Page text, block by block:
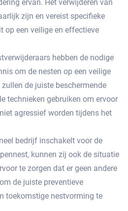
ervan.​ Het verwijderen van
zijn en vereist specifieke
op een veilige en effectieve
hebben de nodige
om de nesten op een veilige
de juiste beschermende
technieken gebruiken om ervoor
agressief worden tijdens het
bedrijf inschakelt voor de
kunnen zij ook de situatie
te zorgen dat er geen andere
de juiste preventieve
toekomstige nestvorming te